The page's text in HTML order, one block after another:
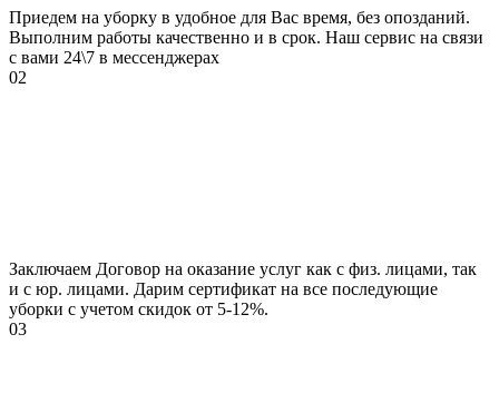
Приедем на уборку в удобное для Вас время, без опозданий.
Выполним работы качественно и в срок. Наш сервис на связи
с вами 24\7 в мессенджерах
02
Заключаем Договор на оказание услуг как с физ. лицами, так
и с юр. лицами. Дарим сертификат на все последующие
уборки с учетом скидок от 5-12%.
03